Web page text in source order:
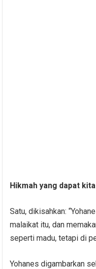
Hikmah yang dapat
Satu, dikisahkan:
malaikat itu, dan
seperti madu, tetapi di
Yohanes digambarkan